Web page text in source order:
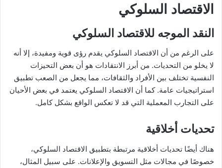
الاقتصاد السلوكي
النقد الموجه للاقتصاد السلوكي
على الرغم من أن الاقتصاد السلوكي يقدم رؤى قوية ومفيدة، إلا أنه
لا يخلو من التحديات. من أبرز الانتقادات هو أن بعض التحيزات
النفسية تختلف بين الأفراد والثقافات، مما يجعل من الصعب تطبيق
استراتيجيات عامة. كما أن الاقتصاد السلوكي يعتمد في بعض الأحيان
على التجارب المعملية التي قد لا تعكس الواقع بشكل كامل.
تحديات أخلاقية
هناك أيضًا تحديات أخلاقية مرتبطة بتطبيق الاقتصاد السلوكي،
خصوصًا في مجالات مثل التسويق والإعلانات. على سبيل المثال،